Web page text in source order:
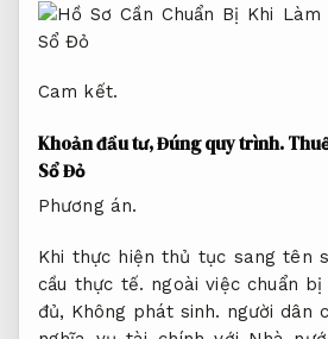
Cam kết.
Khoản đầu tư,Đúng quy trình.
Sổ Đỏ
Phương án.
Khi thực hiện thủ tục sang tên
cầu thực tế. ngoài việc chuẩn
đủ, Không phát sinh. người dân